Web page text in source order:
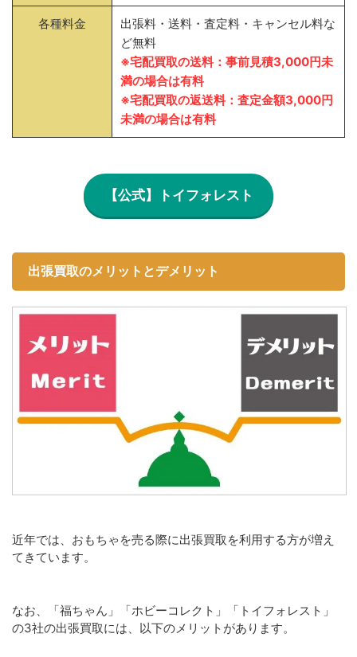
各種料金
出張料・送料・査定料・キャンセル料な
ど無料
※宅配買取の送料：事前見積3,000円未
満の場合は有料
※宅配買取の返送料：査定金額3,000円
未満の場合は有料
【公式】トイフォレスト
出張買取のメリットとデメリット
近年では、おもちゃを売る際に出張買取を利用する方が増え
てきています。
なお、「福ちゃん」「ホビーコレクト」「トイフォレスト」
の3社の出張買取には、以下のメリットがあります。